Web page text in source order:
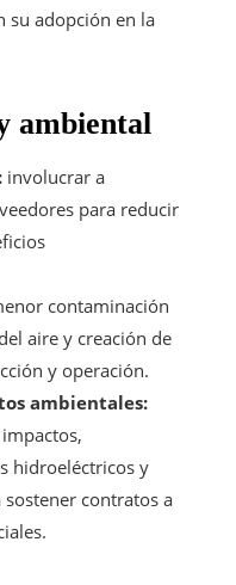
su adopción en la
ambiental
involucrar a
para reducir
contaminación
aire y creación de
y operación.
ambientales:
hidroeléctricos y
contratos a